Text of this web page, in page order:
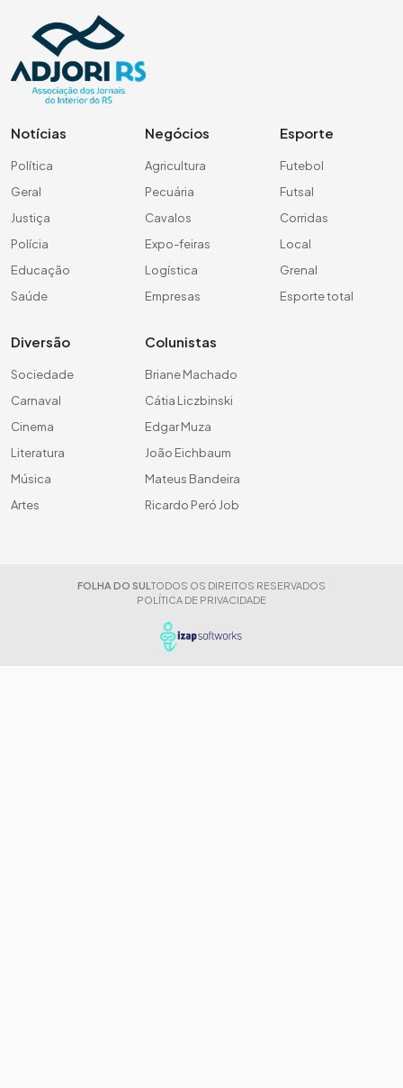
Notícias
Política
Geral
Justiça
Polícia
Educação
Saúde
Negócios
Agricultura
Pecuária
Cavalos
Expo-feiras
Logística
Empresas
Esporte
Futebol
Futsal
Corridas
Local
Grenal
Esporte total
Diversão
Sociedade
Carnaval
Cinema
Literatura
Música
Artes
Colunistas
Briane Machado
Cátia Liczbinski
Edgar Muza
João Eichbaum
Mateus Bandeira
Ricardo Peró Job
FOLHA DO SUL TODOS OS DIREITOS RESERVADOS
POLÍTICA DE PRIVACIDADE